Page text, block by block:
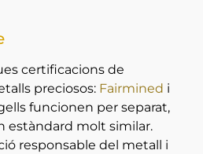
certificacions de
preciosos: Fairmined i
funcionen per separat,
estàndard molt similar.
responsable del metall i